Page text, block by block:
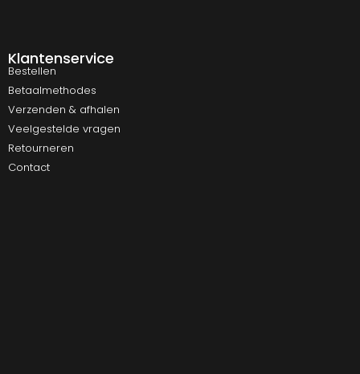
Klantenservice
Bestellen
Betaalmethodes
Verzenden & afhalen
Veelgestelde vragen
Retourneren
Contact